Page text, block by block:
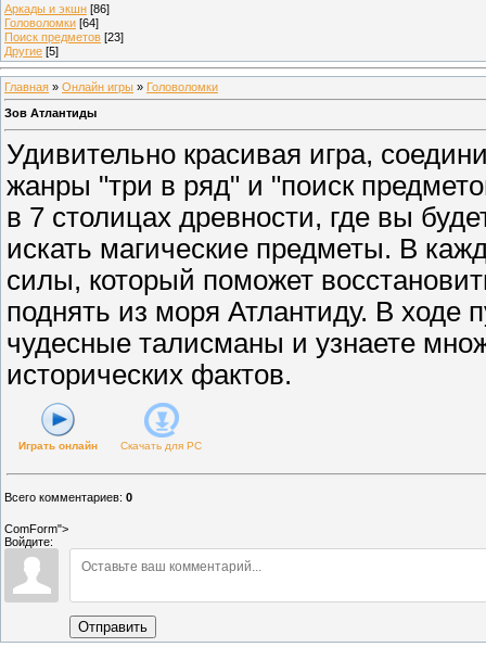
Аркады и экшн [86]
Головоломки [64]
Поиск предметов [23]
Другие [5]
Главная » Онлайн игры » Головоломки
Зов Атлантиды
Удивительно красивая игра,
жанры "три в ряд" и "поиск
в 7 столицах древности, где вы
искать магические предметы. В
силы, который поможет
поднять из моря Атлантиду. В ходе
чудесные талисманы и узнаете
исторических фактов.
Играть онлайн Скачать для PC
Всего комментариев: 0
ComForm">
Войдите:
Отправить